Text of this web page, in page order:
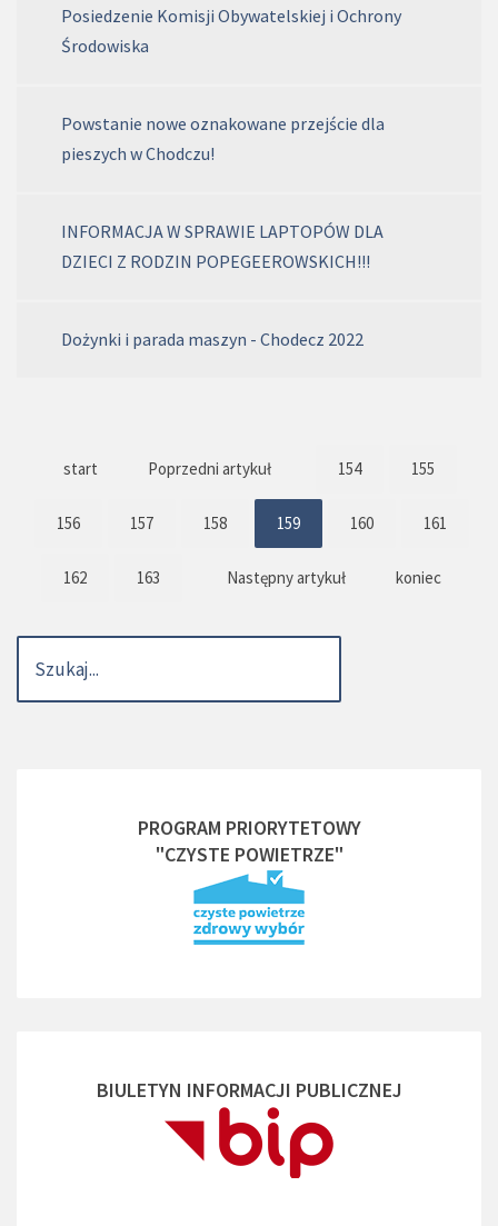
Posiedzenie Komisji Obywatelskiej i Ochrony
Środowiska
Powstanie nowe oznakowane przejście dla
pieszych w Chodczu!
INFORMACJA W SPRAWIE LAPTOPÓW DLA
DZIECI Z RODZIN POPEGEEROWSKICH!!!
Dożynki i parada maszyn - Chodecz 2022
start Poprzedni artykuł 154 155
156 157 158 159 160 161
162 163 Następny artykuł koniec
PROGRAM PRIORYTETOWY
"CZYSTE POWIETRZE"
BIULETYN INFORMACJI PUBLICZNEJ